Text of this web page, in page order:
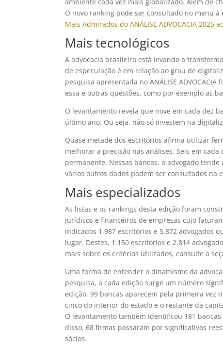
O novo ranking pode ser consultado no menu
Mais Admirados do ANÁLISE ADVOCACIA 2025
Mais tecnológicos
A advocacia brasileira está levando a
de especulação é em relação ao grau de
pesquisa apresentada no ANÁLISE
essa e outras questões, como por exemplo as
O levantamento revela que nove em cada dez
último ano. Ou seja, não só investem na
Quase metade dos escritórios afirma utilizar
melhorar a precisão nas análises. Seis em
permanente. Nessas bancas, o advogado
vários outros dados podem ser consultados na
Mais especializados
As listas e os rankings desta edição foram
jurídicos e financeiros de empresas cujo
indicados 1.987 escritórios e 5.872 advogados
lugar. Destes, 1.150 escritórios e 2.814
mais sobre os critérios utilizados, consulte a
Uma forma de entender o dinamismo da
pesquisa, a cada edição surge um número
edição, 99 bancas aparecem pela primeira vez
cinco do interior do estado e o restante da
O levantamento também identificou 181
disso, 68 firmas passaram por significativas
sócios.